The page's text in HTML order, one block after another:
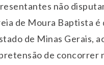
não
de Moura Baptista
de Minas Gerais,
de concorrer